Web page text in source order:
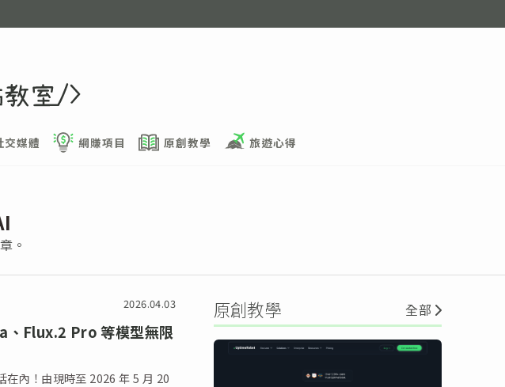
交媒體 網賺項目 原創教學 旅遊心得
。
2026.04.03
Flux.2 Pro 等模型無限
內！由現時至 2026 年 5 月 20
原創教學 全部